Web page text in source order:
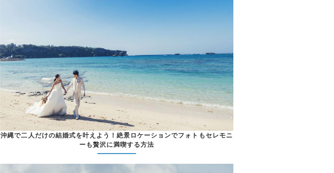
沖縄で二人だけの結婚式を叶えよう！絶景ロケーションでフォトもセレモニ
ーも贅沢に満喫する方法